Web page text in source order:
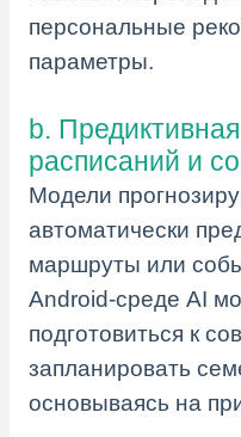
персональные
параметры.
b.
расписаний и
Модели
автоматически
маршруты или
Android-среде AI
подготовиться к
запланировать
основываясь на